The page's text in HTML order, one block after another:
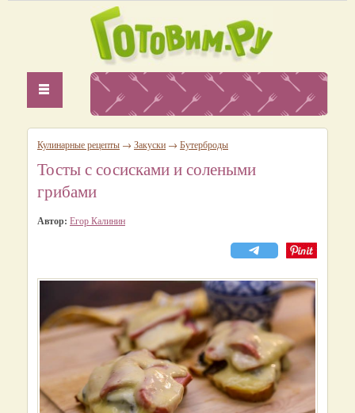
Кулинарные рецепты → Закуски → Бутерброды
Тосты с сосисками и солеными
грибами
Автор: Егор Калинин